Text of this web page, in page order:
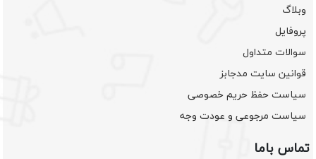
وبلاگ
پروفایل
سوالات متداول
قوانین سایت مدجابز
سیاست حفظ حریم خصوصی
سیاست مرجوعی و عودت وجه
تماس باما